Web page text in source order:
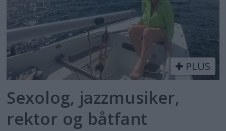
PLUS
Sexolog, jazzmusiker,
rektor og båtfant